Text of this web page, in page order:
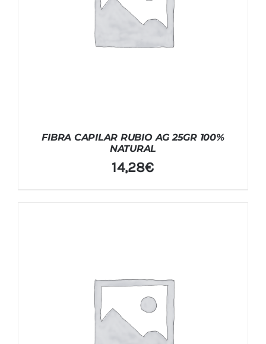
FIBRA CAPILAR RUBIO AG 25GR 100%
NATURAL
14,28€